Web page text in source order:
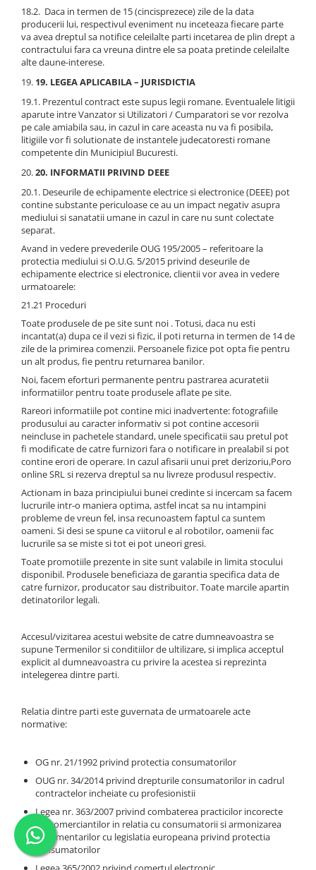
18.2. Daca in termen de 15 (cincisprezece) zile de la data
producerii lui, respectivul eveniment nu inceteaza fiecare parte
va avea dreptul sa notifice celeilalte parti incetarea de plin drept a
contractului fara ca vreuna dintre ele sa poata pretinde celeilalte
alte daune-interese.
19. LEGEA APLICABILA – JURISDICTIA
19.1. Prezentul contract este supus legii romane. Eventualele litigii
aparute intre Vanzator si Utilizatori / Cumparatori se vor rezolva
pe cale amiabila sau, in cazul in care aceasta nu va fi posibila,
litigiile vor fi solutionate de instantele judecatoresti romane
competente din Municipiul Bucuresti.
20. INFORMATII PRIVIND DEEE
20.1. Deseurile de echipamente electrice si electronice (DEEE) pot
contine substante periculoase ce au un impact negativ asupra
mediului si sanatatii umane in cazul in care nu sunt colectate
separat.
Avand in vedere prevederile OUG 195/2005 – referitoare la
protectia mediului si O.U.G. 5/2015 privind deseurile de
echipamente electrice si electronice, clientii vor avea in vedere
urmatoarele:
21.21 Proceduri
Toate produsele de pe site sunt noi . Totusi, daca nu esti
incantat(a) dupa ce il vezi si fizic, il poti returna in termen de 14 de
zile de la primirea comenzii. Persoanele fizice pot opta fie pentru
un alt produs, fie pentru returnarea banilor.
Noi, facem eforturi permanente pentru pastrarea acuratetii
informatiilor pentru toate produsele aflate pe site.
Rareori informatiile pot contine mici inadvertente: fotografiile
produsului au caracter informativ si pot contine accesorii
neincluse in pachetele standard, unele specificatii sau pretul pot
fi modificate de catre furnizori fara o notificare in prealabil si pot
contine erori de operare. In cazul afisarii unui pret derizoriu,Poro
online SRL si rezerva dreptul sa nu livreze produsul respectiv.
Actionam in baza principiului bunei credinte si incercam sa facem
lucrurile intr-o maniera optima, astfel incat sa nu intampini
probleme de vreun fel, insa recunoastem faptul ca suntem
oameni. Si desi se spune ca viitorul e al robotilor, oamenii fac
lucrurile sa se miste si tot ei pot uneori gresi.
Toate promotiile prezente in site sunt valabile in limita stocului
disponibil. Produsele beneficiaza de garantia specifica data de
catre furnizor, producator sau distribuitor. Toate marcile apartin
detinatorilor legali.
Accesul/vizitarea acestui website de catre dumneavoastra se
supune Termenilor si conditiilor de ultilizare, si implica acceptul
explicit al dumneavoastra cu privire la acestea si reprezinta
intelegerea dintre parti.
Relatia dintre parti este guvernata de urmatoarele acte
normative:
OG nr. 21/1992 privind protectia consumatorilor
OUG nr. 34/2014 privind drepturile consumatorilor in cadrul
contractelor incheiate cu profesionistii
Legea nr. 363/2007 privind combaterea practicilor incorecte
ale comerciantilor in relatia cu consumatorii si armonizarea
reglementarilor cu legislatia europeana privind protectia
consumatorilor